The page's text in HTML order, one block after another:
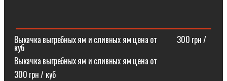
Выкачка выгребных ям и сливных ям цена от ⠀⠀⠀300 грн /
куб
Выкачка выгребных ям и сливных ям цена от
300 грн / куб